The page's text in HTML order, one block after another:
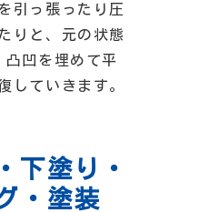
引っ張ったり圧
りと、元の状態
凹を埋めて平
していきます。
下塗り・
・塗装